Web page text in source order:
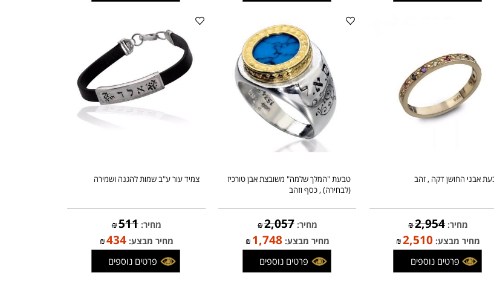
פרטים נוספים פרטים נוספים
החושן דקה , זהב
טבעת "המלך שלמה" משובצת אבן טורכיז
(לבחירה) , כסף וזהב
צמיד עור ע"ב שמות להגנה ושמירה